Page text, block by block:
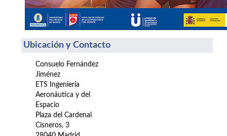
Ubicación y Contacto
Consuelo Fernández
Jiménez
ETS Ingeniería
Aeronáutica y del
Espacio
Plaza del Cardenal
Cisneros, 3